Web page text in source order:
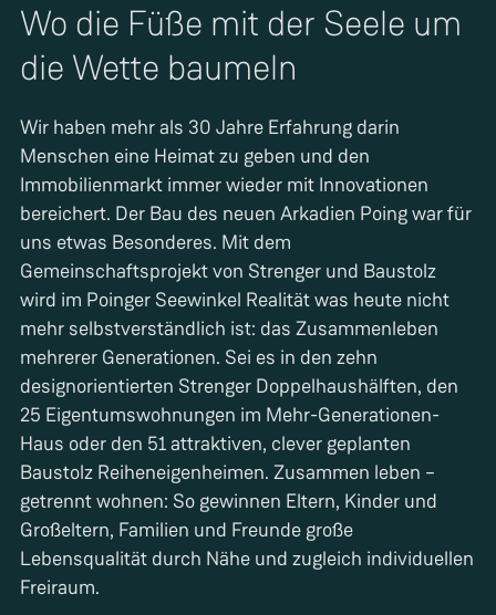
Wo die Füße mit der Seele um
die Wette baumeln
Wir haben mehr als 30 Jahre Erfahrung darin
Menschen eine Heimat zu geben und den
Immobilienmarkt immer wieder mit Innovationen
bereichert. Der Bau des neuen Arkadien Poing war für
uns etwas Besonderes. Mit dem
Gemeinschaftsprojekt von Strenger und Baustolz
wird im Poinger Seewinkel Realität was heute nicht
mehr selbstverständlich ist: das Zusammenleben
mehrerer Generationen. Sei es in den zehn
designorientierten Strenger Doppelhaushälften, den
25 Eigentumswohnungen im Mehr-Generationen-
Haus oder den 51 attraktiven, clever geplanten
Baustolz Reiheneigenheimen. Zusammen leben –
getrennt wohnen: So gewinnen Eltern, Kinder und
Großeltern, Familien und Freunde große
Lebensqualität durch Nähe und zugleich individuellen
Freiraum.